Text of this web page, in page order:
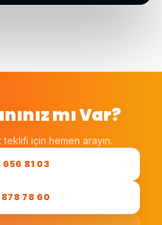
mı Var?
için hemen arayın.
656 81 03
878 78 60